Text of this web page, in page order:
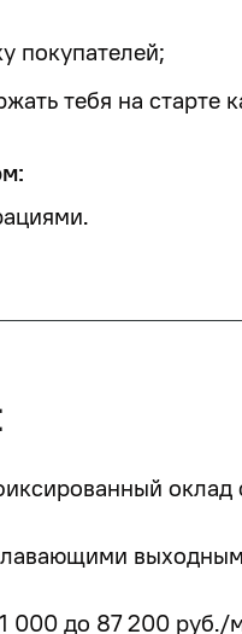
покупателей;
тебя на старте
оклад
000 до 87 200 руб./